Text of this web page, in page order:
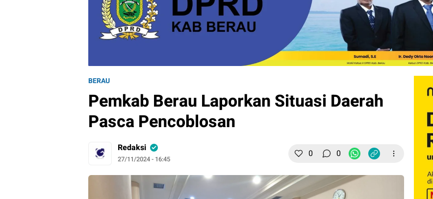
BERAU
Pemkab Berau Laporkan Situasi Daerah
Pasca Pencoblosan
Redaksi
27/11/2024 - 16:45 0 0